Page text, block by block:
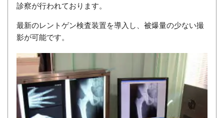
診察が行われております。
最新のレントゲン検査装置を導入し、被爆量の少ない撮
影が可能です。